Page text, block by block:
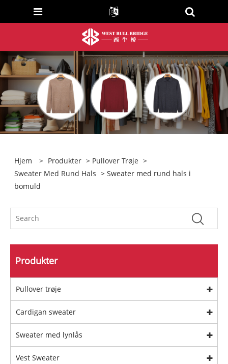
Hjem > Produkter > Pullover Trøje >
Sweater Med Rund Hals > Sweater med rund hals i
bomuld
Produkter
Pullover trøje
Cardigan sweater
Sweater med lynlås
Vest Sweater